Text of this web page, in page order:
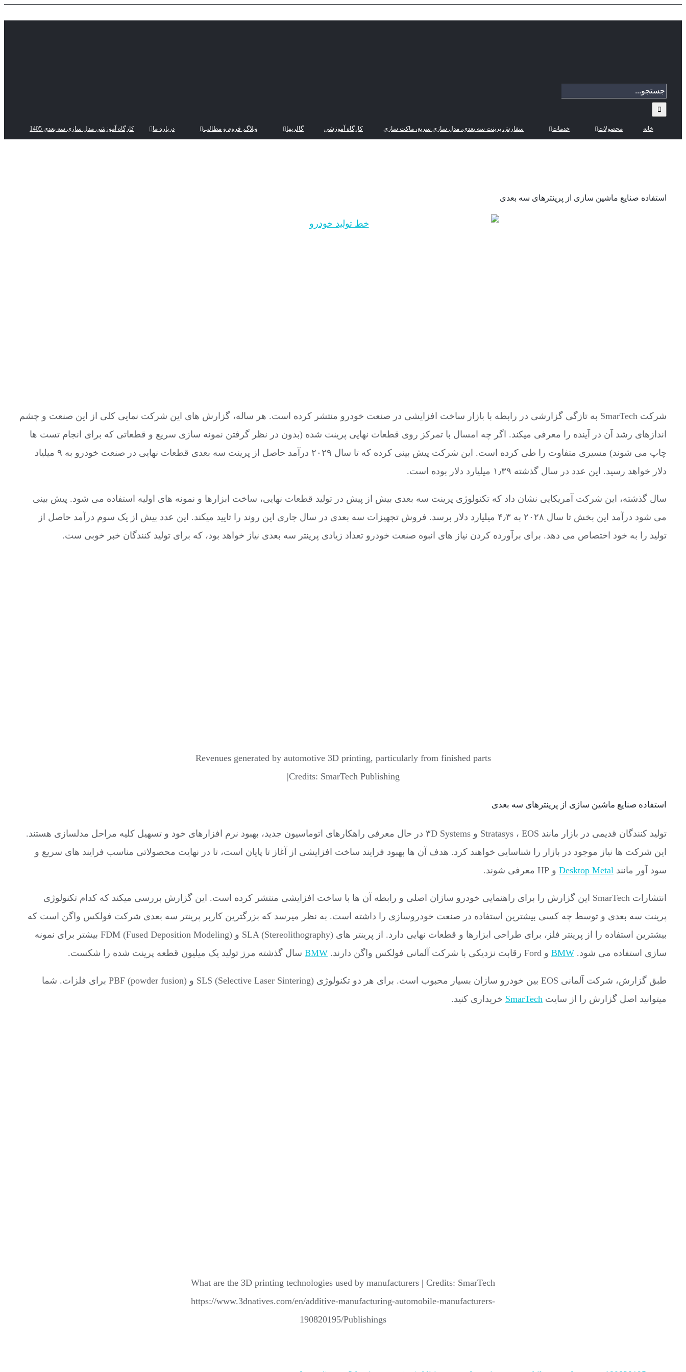
جستجو
برای:
خانه محصولات خدمات سفارش پرینت سه بعدی، مدل سازی سریع، ماکت سازی کارگاه آموزشی گالریها وبلاگ, فروم و مطالب درباره ما کارگاه آموزشی مدل سازی سه بعدی 1405
استفاده صنایع ماشین سازی از پرینترهای سه بعدی
شرکت SmarTech به تازگی گزارشی در رابطه با بازار ساخت افزایشی در صنعت خودرو منتشر کرده است. هر ساله، گزارش های این شرکت نمایی کلی از این صنعت و چشم
اندازهای رشد آن در آینده را معرفی میکند. اگر چه امسال با تمرکز روی قطعات نهایی پرینت شده (بدون در نظر گرفتن نمونه سازی سریع و قطعاتی که برای انجام تست ها
چاپ می شوند) مسیری متفاوت را طی کرده است. این شرکت پیش بینی کرده که تا سال ۲۰۲۹ درآمد حاصل از پرینت سه بعدی قطعات نهایی در صنعت خودرو به ۹ میلیاد
دلار خواهد رسید. این عدد در سال گذشته ۱٫۳۹ میلیارد دلار بوده است.
سال گذشته، این شرکت آمریکایی نشان داد که تکنولوژی پرینت سه بعدی بیش از پیش در تولید قطعات نهایی، ساخت ابزارها و نمونه های اولیه استفاده می شود. پیش بینی
می شود درآمد این بخش تا سال ۲۰۲۸ به ۴٫۳ میلیارد دلار برسد. فروش تجهیزات سه بعدی در سال جاری این روند را تایید میکند. این عدد بیش از یک سوم درآمد حاصل از
تولید را به خود اختصاص می دهد. برای برآورده کردن نیاز های انبوه صنعت خودرو تعداد زیادی پرینتر سه بعدی نیاز خواهد بود، که برای تولید کنندگان خبر خوبی ست.
Revenues generated by automotive 3D printing, particularly from finished parts
|Credits: SmarTech Publishing
استفاده صنایع ماشین سازی از پرینترهای سه بعدی
تولید کنندگان قدیمی در بازار مانند Stratasys ، EOS و ۳D Systems در حال معرفی راهکارهای اتوماسیون جدید، بهبود نرم افزارهای خود و تسهیل کلیه مراحل مدلسازی هستند.
این شرکت ها نیاز موجود در بازار را شناسایی خواهند کرد. هدف آن ها بهبود فرایند ساخت افزایشی از آغاز تا پایان است، تا در نهایت محصولاتی مناسب فرایند های سریع و
سود آور مانند Desktop Metal و HP معرفی شوند.
انتشارات SmarTech این گزارش را برای راهنمایی خودرو سازان اصلی و رابطه آن ها با ساخت افزایشی منتشر کرده است. این گزارش بررسی میکند که کدام تکنولوژی
پرینت سه بعدی و توسط چه کسی بیشترین استفاده در صنعت خودروسازی را داشته است. به نظر میرسد که بزرگترین کاربر پرینتر سه بعدی شرکت فولکس واگن است که
بیشترین استفاده را از پرینتر فلز، برای طراحی ابزارها و قطعات نهایی دارد. از پرینتر های SLA (Stereolithography) و FDM (Fused Deposition Modeling) بیشتر برای نمونه
سازی استفاده می شود. BMW و Ford رقابت نزدیکی با شرکت آلمانی فولکس واگن دارند. BMW سال گذشته مرز تولید یک میلیون قطعه پرینت شده را شکست.
طبق گزارش، شرکت آلمانی EOS بین خودرو سازان بسیار محبوب است. برای هر دو تکنولوژی SLS (Selective Laser Sintering) و PBF (powder fusion) برای فلزات. شما
میتوانید اصل گزارش را از سایت SmarTech خریداری کنید.
What are the 3D printing technologies used by manufacturers | Credits: SmarTech
https://www.3dnatives.com/en/additive-manufacturing-automobile-manufacturers-
190820195/Publishings